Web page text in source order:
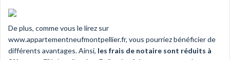
De plus, comme vous le lirez sur
www.appartementneufmontpellier.fr, vous pourriez bénéficier de
différents avantages. Ainsi, les frais de notaire sont réduits à